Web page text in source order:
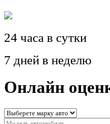
24 часа в сутки
7 дней в неделю
Онлайн